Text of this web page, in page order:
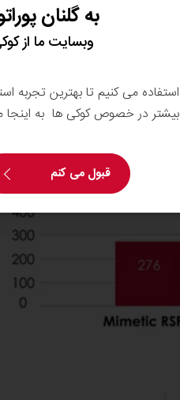
به گلنان
وبسایت ما از
می کنیم تا بهترین تجربه
بیشتر در خصوص کوکی ها به اینجا
قبول می کنم